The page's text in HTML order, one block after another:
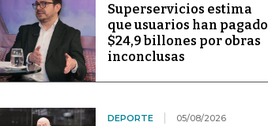
Superservicios estima
que usuarios han pagado
$24,9 billones por obras
inconclusas
DEPORTE 05/08/2026